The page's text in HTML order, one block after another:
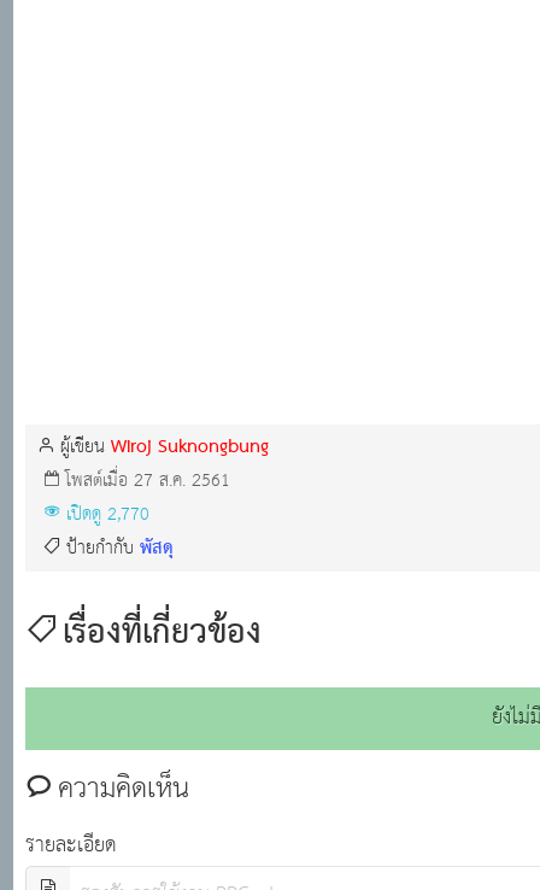
ผู้เขียนWiroj Suknongbung
โพสต์เมื่อ 27 ส.ค. 2561
เปิดดู 2,770
ป้ายกำกับพัสดุ
เรื่องที่เกี่ยวข้อง
ยังไ
ความคิดเห็น
รายละเอียด